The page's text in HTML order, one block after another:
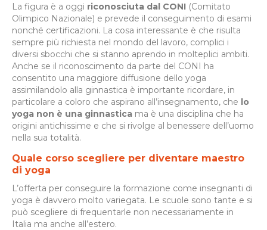
La figura è a oggi riconosciuta dal CONI (Comitato
Olimpico Nazionale) e prevede il conseguimento di esami
nonché certificazioni. La cosa interessante è che risulta
sempre più richiesta nel mondo del lavoro, complici i
diversi sbocchi che si stanno aprendo in molteplici ambiti.
Anche se il riconoscimento da parte del CONI ha
consentito una maggiore diffusione dello yoga
assimilandolo alla ginnastica è importante ricordare, in
particolare a coloro che aspirano all’insegnamento, che lo
yoga non è una ginnastica ma è una disciplina che ha
origini antichissime e che si rivolge al benessere dell’uomo
nella sua totalità.
Quale corso scegliere per diventare maestro
di yoga
L’offerta per conseguire la formazione come insegnanti di
yoga è davvero molto variegata. Le scuole sono tante e si
può scegliere di frequentarle non necessariamente in
Italia ma anche all’estero.